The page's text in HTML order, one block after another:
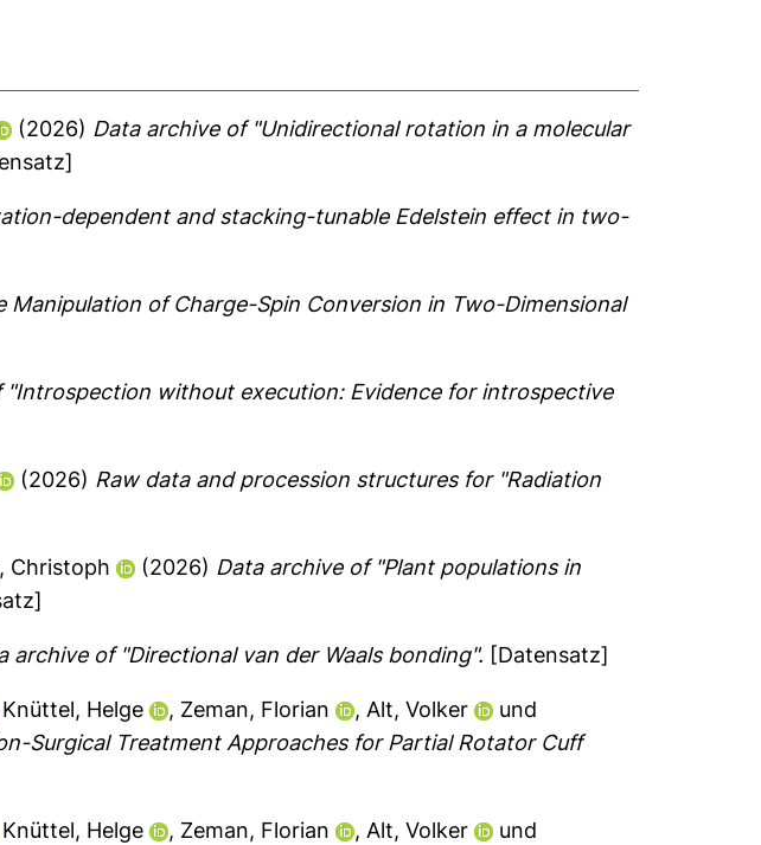
(2026) Data archive of "Unidirectional rotation in a molecular
dependent and stacking-tunable Edelstein effect in two-
Manipulation of Charge-Spin Conversion in Two-Dimensional
"Introspection without execution: Evidence for introspective
(2026) Raw data and procession structures for "Radiation
Christoph (2026) Data archive of "Plant populations in
archive of "Directional van der Waals bonding". [Datensatz]
Knüttel, Helge , Zeman, Florian , Alt, Volker
und
Surgical Treatment Approaches for Partial Rotator Cuff
Knüttel, Helge , Zeman, Florian , Alt, Volker
und